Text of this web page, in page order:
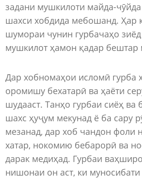
задани мушкилоти майда-чӯйда
шахси хобдида мебошанд. Ҳар
шумораи чунин гурбачаҳо
мушкилот ҳамон қадар бештар
Дар хобномаҳои исломӣ гурба
оромишу бехатарӣ ва ҳаёти
шудааст. Танҳо гурбаи сиёҳ ва
шахс ҳуҷум мекунад ё ба сару
мезанад, дар хоб чандон фоли
хатар, нокомию бебарорӣ ва
дарак медиҳад. Гурбаи
нишонаи он аст, ки